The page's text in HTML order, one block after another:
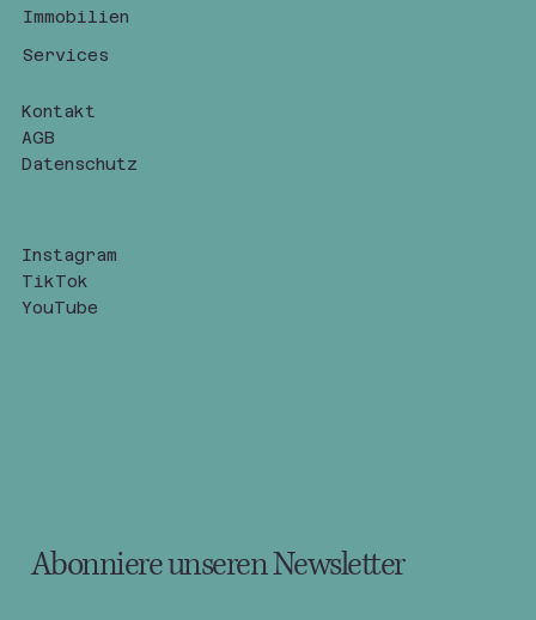
Immobilien
Services
Kontakt
AGB
Datenschutz
Instagram
TikTok
YouTube
Abonniere unseren Newsletter